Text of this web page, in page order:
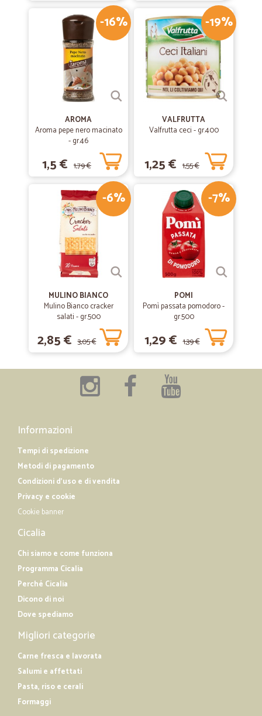
-16%
AROMA
Aroma pepe nero macinato
- gr.46
1,5 € 1,79 €
-19%
VALFRUTTA
Valfrutta ceci - gr.400
1,25 € 1,55 €
-6%
MULINO BIANCO
Mulino Bianco cracker
salati - gr.500
2,85 € 3,05 €
-7%
POMI
Pomì passata pomodoro -
gr.500
1,29 € 1,39 €
Informazioni
Tempi di spedizione
Metodi di pagamento
Condizioni d'uso e di vendita
Privacy e cookie
Cookie banner
Cicalia
Chi siamo e come funziona
Programma Cicalia
Perché Cicalia
Dicono di noi
Dove spediamo
Migliori categorie
Carne fresca e lavorata
Salumi e affettati
Pasta, riso e cerali
Formaggi